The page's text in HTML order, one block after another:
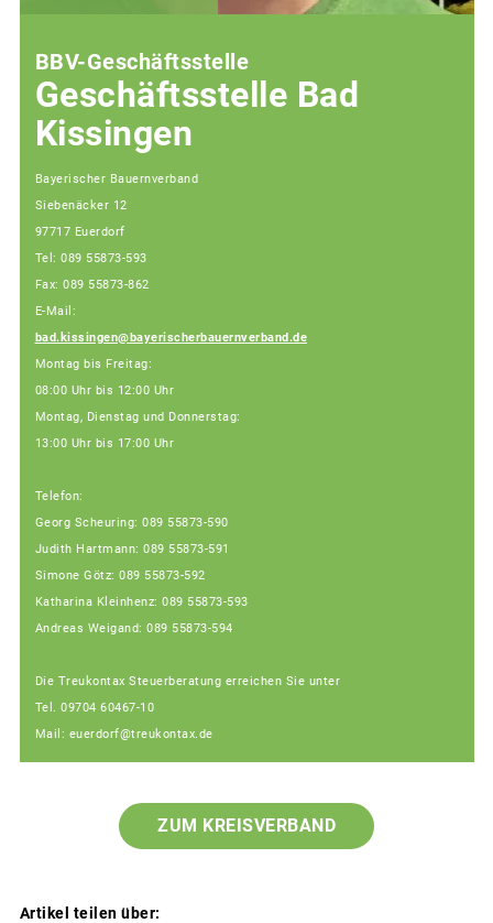
BBV-Geschäftsstelle
Geschäftsstelle Bad
Kissingen
Bayerischer Bauernverband
Siebenäcker 12
97717 Euerdorf
Tel: 089 55873-593
Fax: 089 55873-862
E-Mail:
bad.kissingen@bayerischerbauernverband.de
Montag bis Freitag:
08:00 Uhr bis 12:00 Uhr
Montag, Dienstag und Donnerstag:
13:00 Uhr bis 17:00 Uhr
Telefon:
Georg Scheuring: 089 55873-590
Judith Hartmann: 089 55873-591
Simone Götz: 089 55873-592
Katharina Kleinhenz: 089 55873-593
Andreas Weigand: 089 55873-594
Die Treukontax Steuerberatung erreichen Sie unter
Tel. 09704 60467-10
Mail: euerdorf@treukontax.de
ZUM KREISVERBAND
Artikel teilen über: